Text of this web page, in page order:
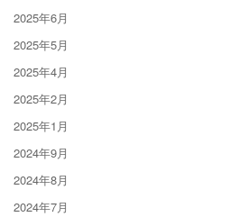
2025年6月
2025年5月
2025年4月
2025年2月
2025年1月
2024年9月
2024年8月
2024年7月